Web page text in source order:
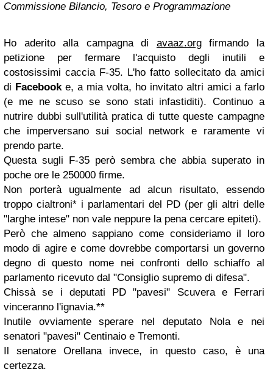
Commissione Bilancio, Tesoro e Programmazione
Ho aderito alla campagna di avaaz.orgfirmando la
petizione per fermare l'acquisto degli inutili e
costosissimi caccia F-35. L'ho fatto sollecitato da amici
di Facebooke, a mia volta, ho invitato altri amici a farlo
(e me ne scuso se sono stati infastiditi). Continuo a
nutrire dubbi sull'utilità pratica di tutte queste campagne
che imperversano sui social network e raramente vi
prendo parte.
Questa sugli F-35 però sembra che abbia superato in
poche ore le 250000 firme.
Non porterà ugualmente ad alcun risultato, essendo
troppo cialtroni* i parlamentari del PD (per gli altri delle
"larghe intese" non vale neppure la pena cercare epiteti).
Però che almeno sappiano come consideriamo il loro
modo di agire e come dovrebbe comportarsi un governo
degno di questo nome nei confronti dello schiaffo al
parlamento ricevuto dal "Consiglio supremo di difesa".
Chissà se i deputati PD "pavesi" Scuvera e Ferrari
vinceranno l'ignavia.**
Inutile ovviamente sperare nel deputato Nola e nei
senatori "pavesi" Centinaio e Tremonti.
Il senatore Orellana invece, in questo caso, è una
certezza.